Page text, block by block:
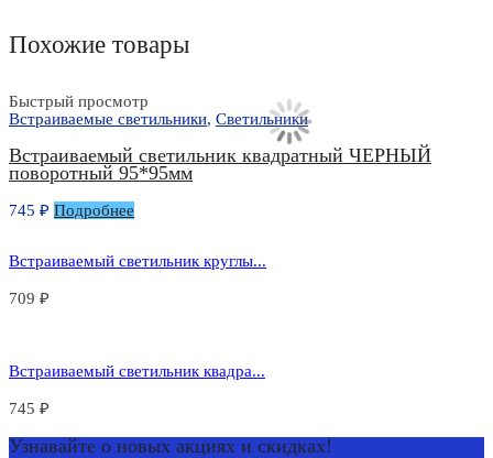
Похожие товары
Быстрый просмотр
Встраиваемые светильники, Светильники
Встраиваемый светильник квадратный ЧЕРНЫЙ
поворотный 95*95мм
745 ₽ Подробнее
Встраиваемый светильник круглы...
709 ₽
Встраиваемый светильник квадра...
745 ₽
Узнавайте о новых акциях и скидках!